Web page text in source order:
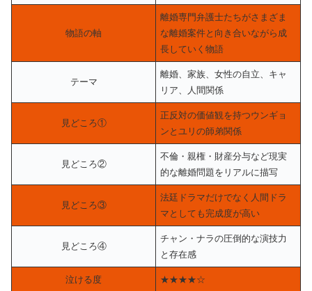
物語の軸
離婚専門弁護士たちがさまざま
な離婚案件と向き合いながら成
長していく物語
テーマ
離婚、家族、女性の自立、キャ
リア、人間関係
見どころ①
正反対の価値観を持つウンギョ
ンとユリの師弟関係
見どころ②
不倫・親権・財産分与など現実
的な離婚問題をリアルに描写
見どころ③
法廷ドラマだけでなく人間ドラ
マとしても完成度が高い
見どころ④
チャン・ナラの圧倒的な演技力
と存在感
泣ける度 ★★★★☆